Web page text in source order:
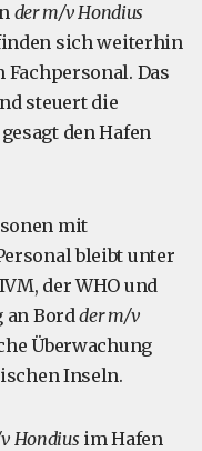
der m/v Hondius
sich weiterhin
Das
steuert die
den Hafen
mit
bleibt unter
der WHO und
an Bordder m/v
Überwachung
Inseln.
Hondius im Hafen